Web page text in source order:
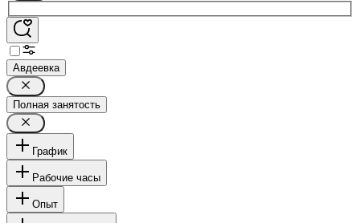
Авдеевка
Полная занятость
График
Рабочие часы
Опыт